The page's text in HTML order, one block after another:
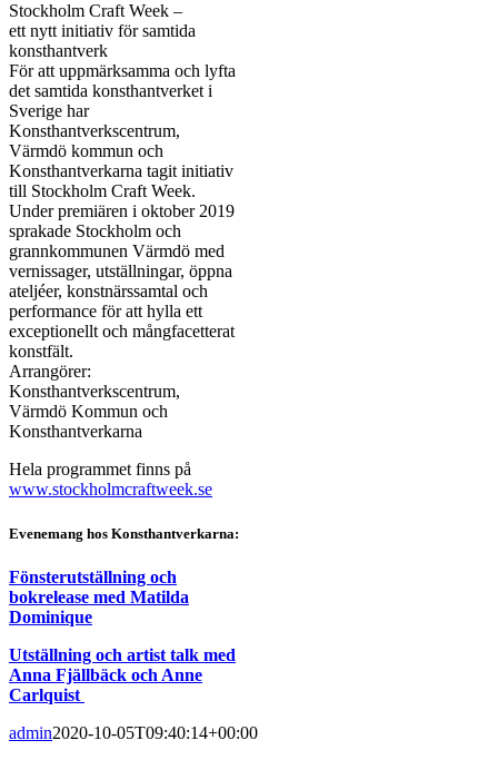
Stockholm Craft Week –
ett nytt initiativ för samtida
konsthantverk
För att uppmärksamma och lyfta
det samtida konsthantverket i
Sverige har
Konsthantverkscentrum,
Värmdö kommun och
Konsthantverkarna tagit initiativ
till Stockholm Craft Week.
Under premiären i oktober 2019
sprakade Stockholm och
grannkommunen Värmdö med
vernissager, utställningar, öppna
ateljéer, konstnärssamtal och
performance för att hylla ett
exceptionellt och mångfacetterat
konstfält.
Arrangörer:
Konsthantverkscentrum,
Värmdö Kommun och
Konsthantverkarna
Hela programmet finns på
www.stockholmcraftweek.se
Evenemang hos Konsthantverkarna:
Fönsterutställning och
bokrelease med Matilda
Dominique
Utställning och artist talk med
Anna Fjällbäck och Anne
Carlquist
admin2020-10-05T09:40:14+00:00